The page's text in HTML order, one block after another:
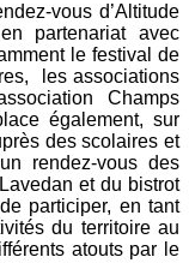
vous d’Altitude
partenariat avec
le festival de
les associations
Champs
également, sur
des scolaires et
rendez-vous des
et du bistrot
participer, en tant
du territoire au
atouts par le